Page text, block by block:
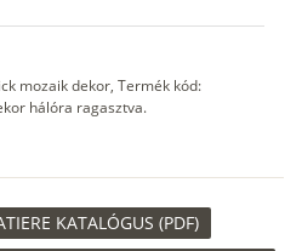
mozaik dekor, Termék kód:
hálóra ragasztva.
KATALÓGUS (PDF)